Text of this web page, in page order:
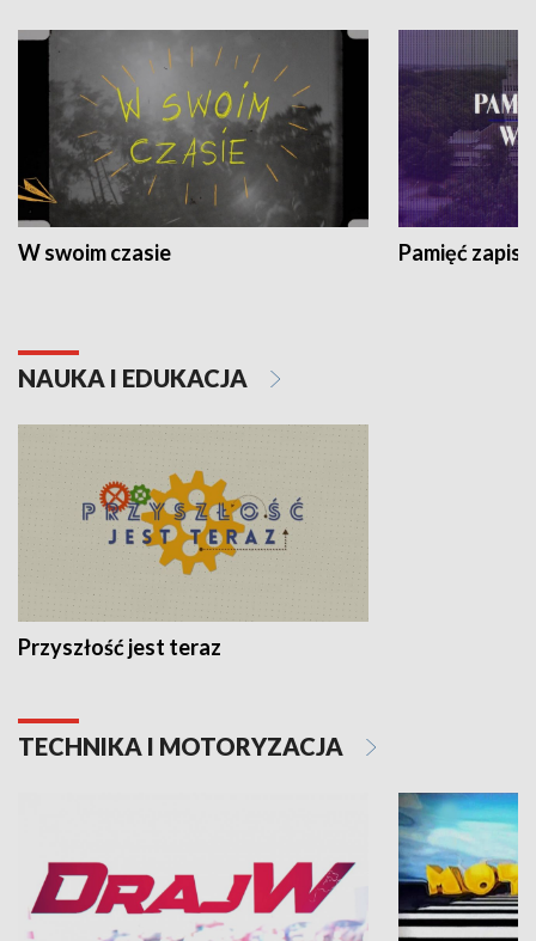
W swoim czasie Pamięć
NAUKA I EDUKACJA
Przyszłość jest teraz
TECHNIKA I MOTORYZACJA